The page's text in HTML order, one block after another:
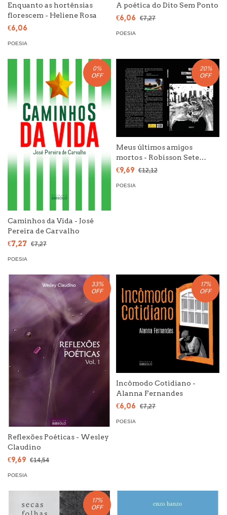
Enquanto as hortênsias
florescem - Heliene Rosa
€6,06
POESIA
A poética do Dito Sem Ponto
€6,06
€7,27
POESIA
0%
OFF
Caminhos da Vida - José
Pereira de Carvalho
€7,27 €7,27
POESIA
20%
OFF
Meus últimos amigos
mortos - Robisson Sete
(Capa Dura Artesanal)
€9,69 €12,12
POESIA
33%
OFF
Reflexões Poéticas - Wesley
Claudino
€9,69 €14,54
POESIA
17%
OFF
Incômodo Cotidiano -
Alanna Fernandes
€6,06
€7,27
POESIA
17%
OFF